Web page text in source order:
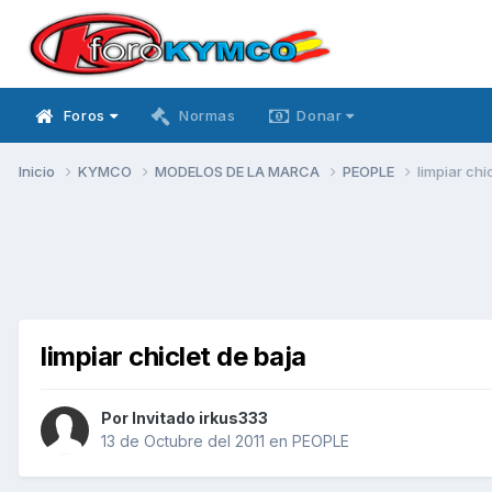
Foros Normas Donar
Inicio KYMCO MODELOS DE LA MARCA PEOPLE limpiar
limpiar chiclet de baja
Por Invitado irkus333
13 de Octubre del 2011 en PEOPLE